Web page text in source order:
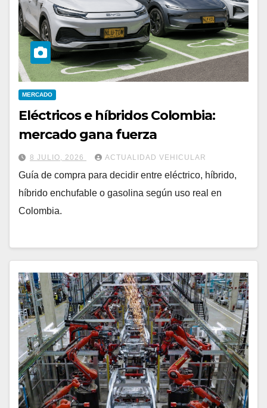
MERCADO
Eléctricos e híbridos Colombia:
mercado gana fuerza
8 JULIO, 2026 ACTUALIDAD VEHICULAR
Guía de compra para decidir entre eléctrico, híbrido,
híbrido enchufable o gasolina según uso real en
Colombia.